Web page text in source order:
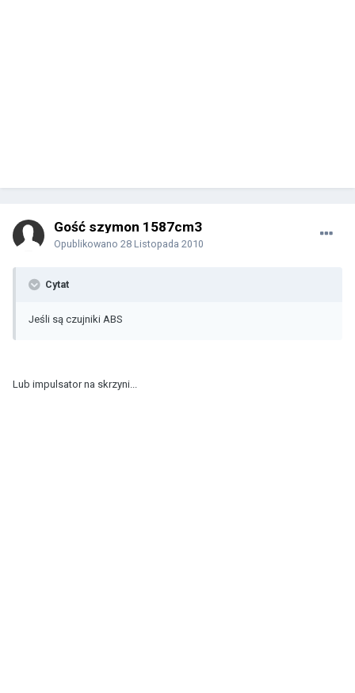
Gość szymon 1587cm3
Opublikowano 28 Listopada 2010
Cytat
Jeśli są czujniki ABS
Lub impulsator na skrzyni...